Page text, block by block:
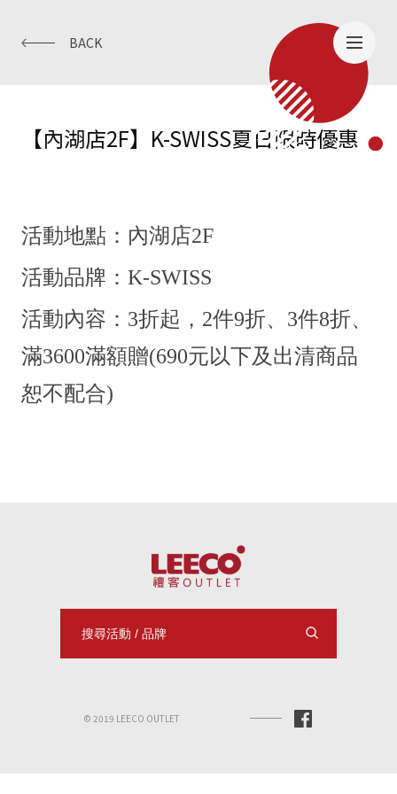
BACK
【內湖店2F】K-SWISS夏日限時優惠
活動地點：內湖店2F
活動品牌： K-SWISS
活動內容： 3折起，2件9折、3件8折、
滿3600滿額贈(690元以下及出清商品
恕不配合)
© 2019 LEECO OUTLET